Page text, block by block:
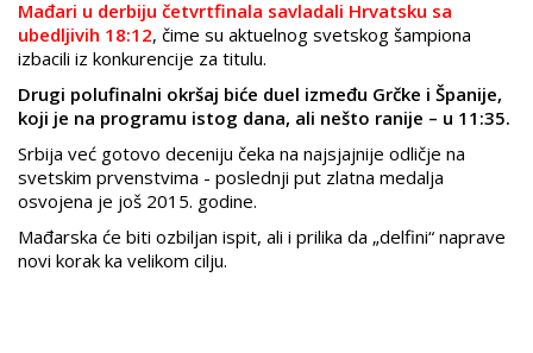
Mađari u derbiju četvrtfinala savladali Hrvatsku sa
ubedljivih 18:12, čime su aktuelnog svetskog šampiona
izbacili iz konkurencije za titulu.
Drugi polufinalni okršaj biće duel između Grčke i Španije,
koji je na programu istog dana, ali nešto ranije – u 11:35.
Srbija već gotovo deceniju čeka na najsjajnije odličje na
svetskim prvenstvima - poslednji put zlatna medalja
osvojena je još 2015. godine.
Mađarska će biti ozbiljan ispit, ali i prilika da „delfini“ naprave
novi korak ka velikom cilju.